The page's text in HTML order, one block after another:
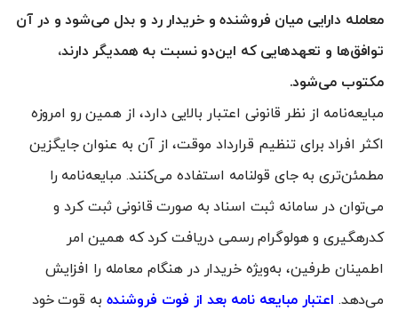
معامله دارایی میان فروشنده و خریدار رد و بدل می‌شود و در آن
توافق‌ها و تعهدهایی که این‌دو نسبت به همدیگر دارند،
مکتوب می‌شود.
مبایعه‌نامه از نظر قانونی اعتبار بالایی دارد، از همین رو امروزه
اکثر افراد برای تنظیم قرارداد موقت، از آن به عنوان جایگزین
مطمئن‌تری به جای قولنامه استفاده می‌کنند. مبایعه‌نامه را
می‌توان در سامانه ثبت اسناد به صورت قانونی ثبت کرد و
کدرهگیری و هولوگرام رسمی دریافت کرد که همین امر
اطمینان طرفین، به‌ویژه خریدار در هنگام معامله را افزایش
می‌دهد. اعتبار مبایعه نامه بعد از فوت فروشنده به قوت خود